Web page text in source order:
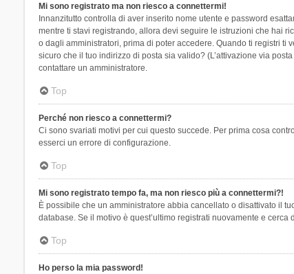
Mi sono registrato ma non riesco a connettermi!
Innanzitutto controlla di aver inserito nome utente e password
mentre ti stavi registrando, allora devi seguire le istruzioni che hai
o dagli amministratori, prima di poter accedere. Quando ti registri ti
sicuro che il tuo indirizzo di posta sia valido? (L’attivazione via
contattare un amministratore.
Top
Perché non riesco a connettermi?
Ci sono svariati motivi per cui questo succede. Per prima cosa
esserci un errore di configurazione.
Top
Mi sono registrato tempo fa, ma non riesco più a connettermi?!
È possibile che un amministratore abbia cancellato o disattivato il
database. Se il motivo è quest’ultimo registrati nuovamente e
Top
Ho perso la mia password!